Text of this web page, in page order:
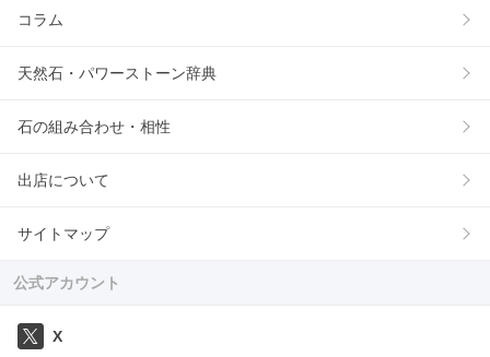
コラム
天然石・パワーストーン辞典
石の組み合わせ・相性
出店について
サイトマップ
公式アカウント
X